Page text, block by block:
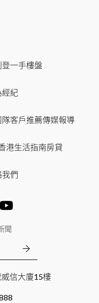
登一手樓盤
經紀
隊客戶推薦傳媒報導
港生活指南房貸
們
聞
信大廈15樓